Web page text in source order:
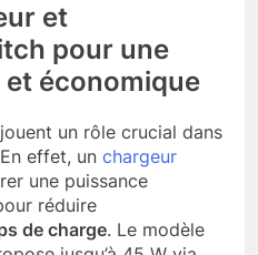
et
pour une
économique
jouent un rôle crucial dans
effet, un chargeur
une puissance
réduire
de charge. Le modèle